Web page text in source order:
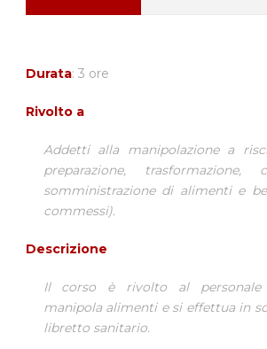
Durata: 3 ore
Rivolto a
Addetti alla manipolazione a
preparazione, trasformazione,
somministrazione di alimenti e
commessi).
Descrizione
Il corso è rivolto al personale
manipola alimenti e si effettua in
libretto sanitario.